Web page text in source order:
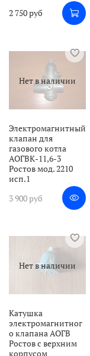
2 750 руб
Нет в наличии
Электромагнитный
клапан для
газового котла
АОГВК-11,6-3
Ростов мод. 2210
исп.1
3 900 руб
Нет в наличии
Катушка
электромагнитног
о клапана АОГВ
Ростов с верхним
корпусом